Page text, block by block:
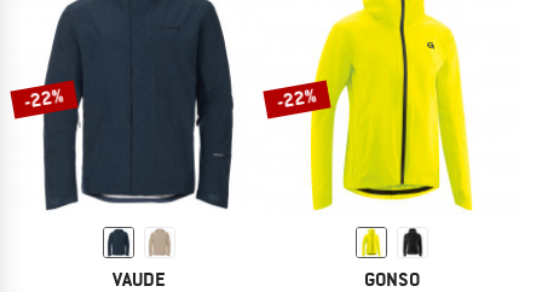
-22%
VAUDE
-22%
GONSO